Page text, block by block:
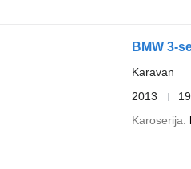
BMW 3-
Karavan
2013
Karoserija